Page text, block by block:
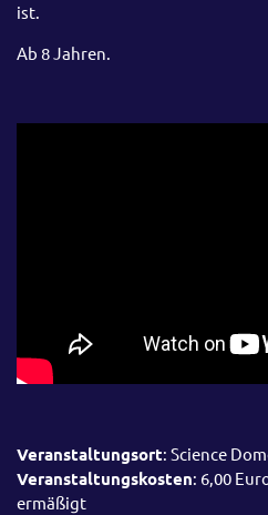
ist.
Ab 8 Jahren.
Veranstaltungsort: Science
Veranstaltungskosten: 6,00
ermäßigt